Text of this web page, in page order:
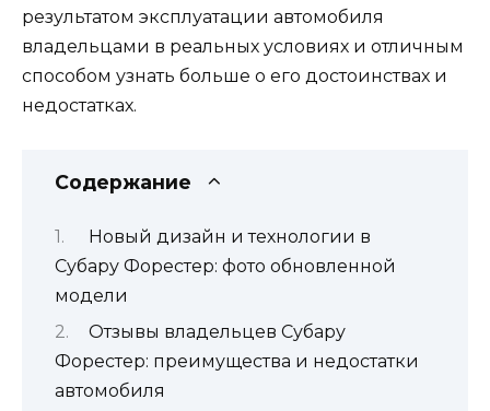
результатом эксплуатации автомобиля
владельцами в реальных условиях и отличным
способом узнать больше о его достоинствах и
недостатках.
Содержание
Новый дизайн и технологии в
Субару Форестер: фото обновленной
модели
Отзывы владельцев Субару
Форестер: преимущества и недостатки
автомобиля